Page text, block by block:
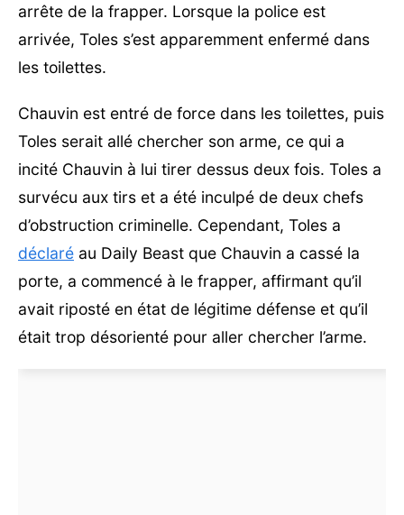
arrête de la frapper. Lorsque la police est
arrivée, Toles s’est apparemment enfermé dans
les toilettes.
Chauvin est entré de force dans les toilettes, puis
Toles serait allé chercher son arme, ce qui a
incité Chauvin à lui tirer dessus deux fois. Toles a
survécu aux tirs et a été inculpé de deux chefs
d’obstruction criminelle. Cependant, Toles a
déclaré au Daily Beast que Chauvin a cassé la
porte, a commencé à le frapper, affirmant qu’il
avait riposté en état de légitime défense et qu’il
était trop désorienté pour aller chercher l’arme.